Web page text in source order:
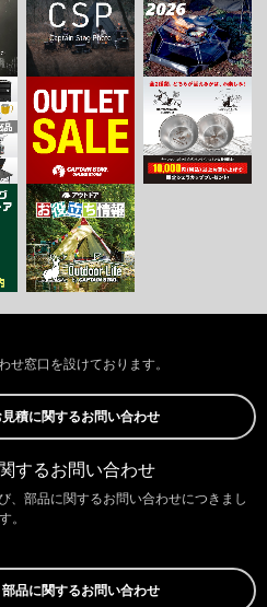
せ窓口を設けております。
積に関するお問い合わせ
するお問い合わせ
、部品に関するお問い合わせにつきまし
。
品に関するお問い合わせ